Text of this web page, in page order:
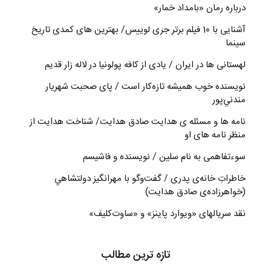
درباره رمان «بامداد خمار»
آشنایی با 10 فیلم برتر جری لوییس/ بهترین های کمدی تاریخ
سینما
لهستانی ها در ایران / یادی از کافه پولونیا در لاله زار قدیم
نويسنده خوب هميشه تازه‌كار است / پای صحبت شهريار
مندني‌پور
نامه ها و مسئله ی هدایت صادق هدایت/ شناخت هدایت از
منظر نامه های او
سوءتفاهمی به نام سلین / نویسنده و فاشیسم
خاطراتِ خانه‌ی پدری / گفت‌وگو با مهرانگيز دولتشاهي
(خواهرزاده‌ی صادق هدايت)
نقد سریالهای «ویوارد پاینز» و «ساوت‌کلیف»
تازه ترین مطالب